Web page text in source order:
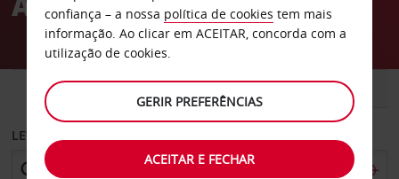
CARRO COMERCIAIS
LEVANTAR EM
confiança – a nossa política de cookies tem mais
informação. Ao clicar em ACEITAR, concorda com a
utilização de cookies.
GERIR PREFERÊNCIAS
ACEITAR E FECHAR